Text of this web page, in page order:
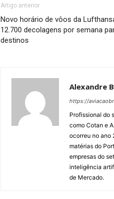
Artigo anterior
Novo horário de vôos da
12.700 decolagens por semana
destinos
Alexandre
https://
Profissional do
como Cotan e
ocorreu no ano
matérias do
empresas do
inteligência
de Mercado.